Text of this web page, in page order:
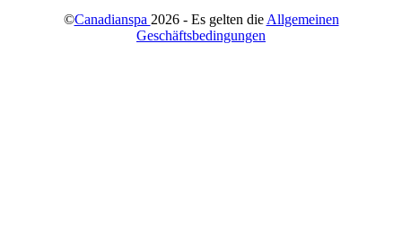
©Canadianspa 2026 - Es gelten die Allgemeinen
Geschäftsbedingungen